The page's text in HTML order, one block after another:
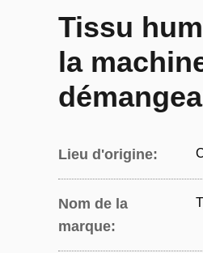
Tissu
la
Lieu d'origine:
Nom de la
marque: